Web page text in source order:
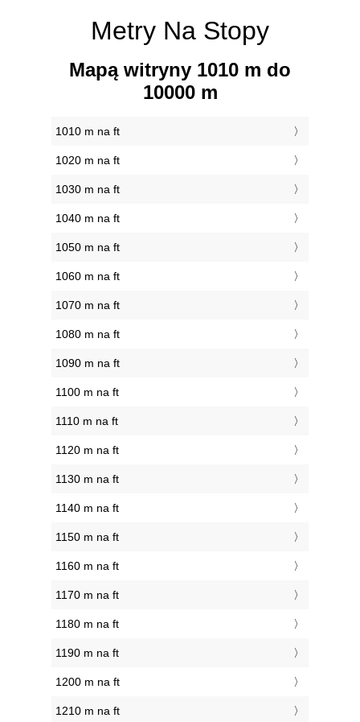
Metry Na Stopy
Mapą witryny 1010 m do
10000 m
1010 m na ft
1020 m na ft
1030 m na ft
1040 m na ft
1050 m na ft
1060 m na ft
1070 m na ft
1080 m na ft
1090 m na ft
1100 m na ft
1110 m na ft
1120 m na ft
1130 m na ft
1140 m na ft
1150 m na ft
1160 m na ft
1170 m na ft
1180 m na ft
1190 m na ft
1200 m na ft
1210 m na ft